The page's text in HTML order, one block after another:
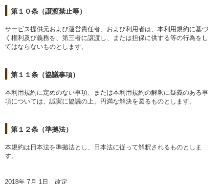
第１０条（譲渡禁止等）
サービス提供元および運営責任者、および利用者は、本利用規約に基づ
く権利及び義務を、第三者に譲渡し、または担保に供する等の行為をし
てはならないものとします。
第１１条（協議事項）
本利用規約に定めのない事項、または本利用規約の解釈に疑義のある事
項については、誠実に協議の上、円満な解決を図るものとします。
第１２条（準拠法）
本規約は日本法を準拠法とし、日本法に従って解釈されるものとしま
す。
2018年 7月 1日 改定